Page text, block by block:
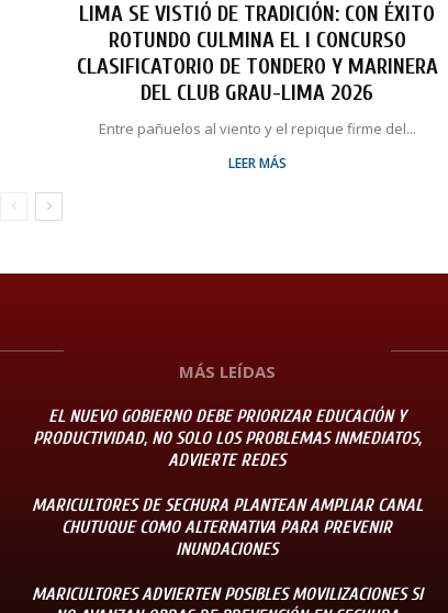
LIMA SE VISTIÓ DE TRADICIÓN: CON ÉXITO
ROTUNDO CULMINA EL I CONCURSO
CLASIFICATORIO DE TONDERO Y MARINERA
DEL CLUB GRAU-LIMA 2026
Entre pañuelos al viento y el repique firme del...
LEER MÁS
MÁS LEÍDAS
EL NUEVO GOBIERNO DEBE PRIORIZAR EDUCACIÓN Y
PRODUCTIVIDAD, NO SOLO LOS PROBLEMAS INMEDIATOS,
ADVIERTE REDES
MARICULTORES DE SECHURA PLANTEAN AMPLIAR CANAL
CHUTUQUE COMO ALTERNATIVA PARA PREVENIR
INUNDACIONES
MARICULTORES ADVIERTEN POSIBLES MOVILIZACIONES SI